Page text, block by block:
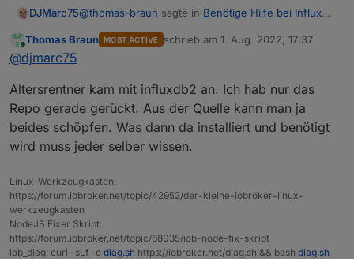
DJMarc75@thomas-braun sagte in Benötige Hilfe bei Influx
Das wollen wir eigentlich vermeiden weil ... siehe
gestern
Online
Thomas Braun MOST ACTIVE schrieb am 1. Aug. 2022, 17:37
zuletzt editiert von
@djmarc75
Altersrentner kam mit influxdb2 an. Ich hab nur das
Repo gerade gerückt. Aus der Quelle kann man ja
beides schöpfen. Was dann da installiert und benötigt
wird muss jeder selber wissen.
Linux-Werkzeugkasten:
https://forum.iobroker.net/topic/42952/der-kleine-iobroker-linux-
werkzeugkasten
NodeJS Fixer Skript:
https://forum.iobroker.net/topic/68035/iob-node-fix-skript
iob_diag: curl -sLf -o diag.sh https://iobroker.net/diag.sh && bash diag.sh